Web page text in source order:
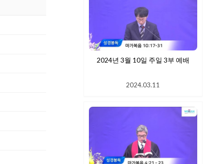
2024년 3월 10일 주일 3부 예배
2024.03.11